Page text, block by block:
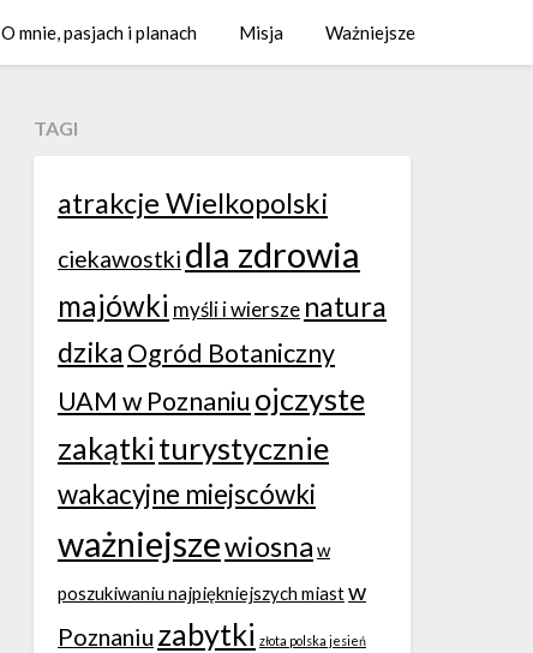
O mnie, pasjach i planach Misja Ważniejsze
TAGI
atrakcje Wielkopolski
ciekawostki dla zdrowia
majówki myśli i wiersze natura
dzikaOgród Botaniczny
UAM w Poznaniu ojczyste
zakątki turystycznie
wakacyjne miejscówki
ważniejszewiosna w
poszukiwaniu najpiękniejszych miastw
Poznaniu zabytki złota polska jesień